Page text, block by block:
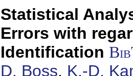
Statistical
Errors with
Identification
D. Boss, K.-D.